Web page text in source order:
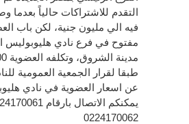
التقدم للاشتراكات حالياً بعدما
فيه الي مليون جنية، لكن باب
مفتوح في فرع نادي هليوبوليس
طبقا لقرار الجمعية العمومية
عن اسعار العضوية في نادي
0224170062